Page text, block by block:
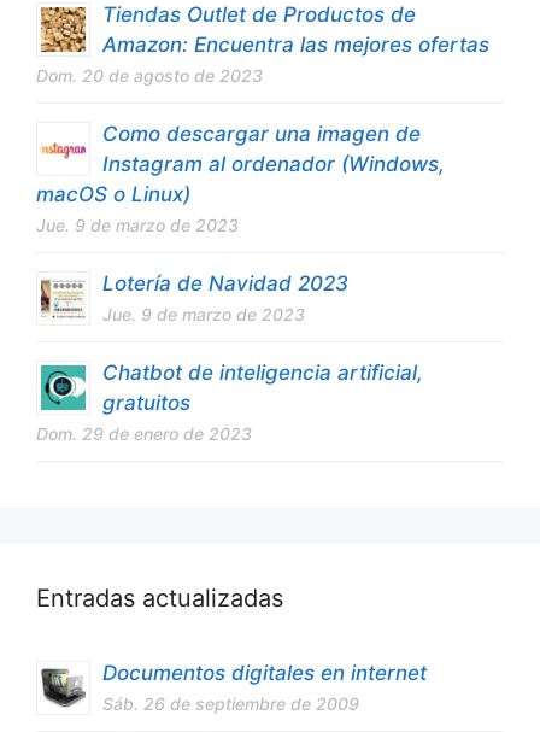
Tiendas Outlet de Productos de
Amazon: Encuentra las mejores ofertas
Dom. 20 de agosto de 2023
Como descargar una imagen de
Instagram al ordenador (Windows,
macOS o Linux)
Jue. 9 de marzo de 2023
Lotería de Navidad 2023
Jue. 9 de marzo de 2023
Chatbot de inteligencia artificial,
gratuitos
Dom. 29 de enero de 2023
Entradas actualizadas
Documentos digitales en internet
Sáb. 26 de septiembre de 2009